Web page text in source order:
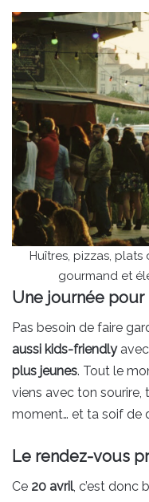
Huîtres, pizzas, plats
gourmand et
Une journée
Pas besoin de faire
aussi kids-friendly
plus jeunes. Tout le
viens avec ton sourire,
moment… et ta soif de
Le rendez-vous
Ce 20 avril, c’est donc